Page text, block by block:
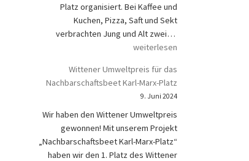
Platz organisiert. Bei Kaffee und
Kuchen, Pizza, Saft und Sekt
verbrachten Jung und Alt zwei…
weiterlesen
Wittener Umweltpreis für das
Nachbarschaftsbeet Karl-Marx-Platz
9. Juni 2024
Wir haben den Wittener Umweltpreis
gewonnen! Mit unserem Projekt
„Nachbarschaftsbeet Karl-Marx-Platz“
haben wir den 1. Platz des Wittener